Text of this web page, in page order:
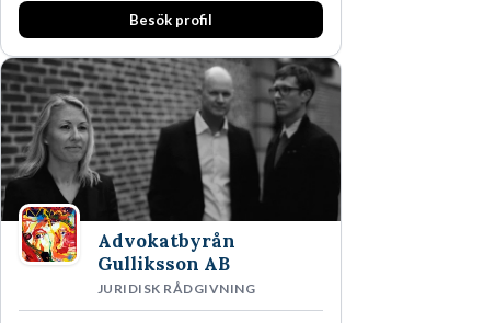
fler medarbetare som vill göra skillnad.
Besök profil
Advokatbyrån
Gulliksson AB
JURIDISK RÅDGIVNING